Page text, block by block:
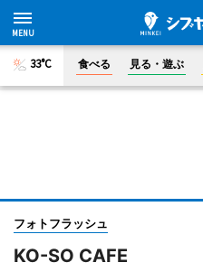
33°C 食べる 見る・遊ぶ
フォトフラッシュ
KO-SO CAFE